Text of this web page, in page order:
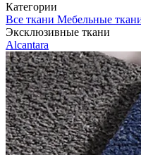
Категории
Все ткани Мебельные
Эксклюзивные ткани
Alcantara